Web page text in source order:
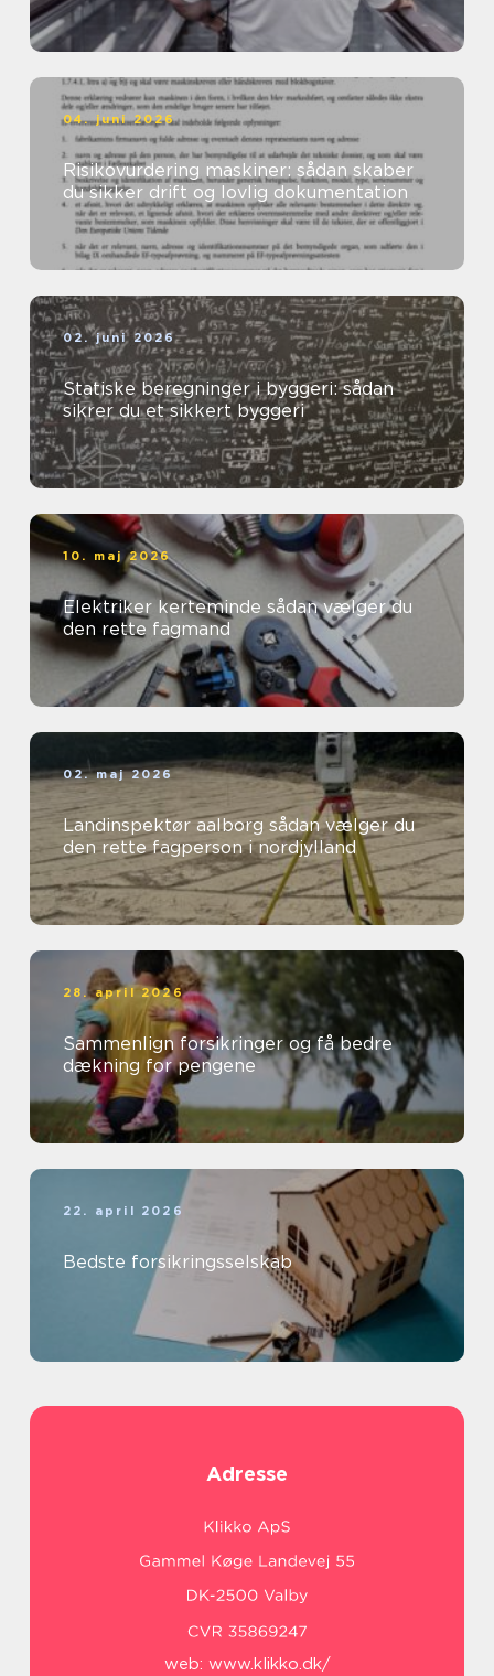
04. juni 2026
Risikovurdering maskiner: sådan skaber
du sikker drift og lovlig dokumentation
02. juni 2026
Statiske beregninger i byggeri: sådan
sikrer du et sikkert byggeri
10. maj 2026
Elektriker kerteminde sådan vælger du
den rette fagmand
02. maj 2026
Landinspektør aalborg sådan vælger du
den rette fagperson i nordjylland
28. april 2026
Sammenlign forsikringer og få bedre
dækning for pengene
22. april 2026
Bedste forsikringsselskab
Adresse
web: www.klikko.dk/